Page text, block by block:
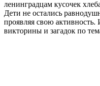
ленинградцам кусочек
Дети не остались
проявляя свою активность.
викторины и загадок по